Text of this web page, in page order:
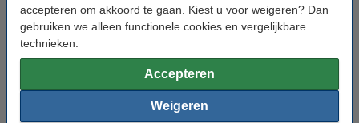
accepteren om akkoord te gaan. Kiest u voor weigeren? Dan
gebruiken we alleen functionele cookies en vergelijkbare
technieken.
Accepteren
Weigeren
Kalligraferen en illustreren op aquarelpapier
Aquarelleren is razendpopulair: u maakt met deze verfsoort
prachtige, transparante schilderingen. Laat uw creaties van het
papier afspringen op ons stevige aquarelpapier, verkrijgbaar in
verschillende diktes en formaten. Hoe dikker het papier, hoe
meer water het vel kan opnemen. Zo voorkomt u met 240-300